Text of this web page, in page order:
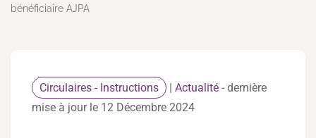
bénéficiaire AJPA
Circulaires - Instructions | Actualité - dernière
mise à jour le 12 Décembre 2024